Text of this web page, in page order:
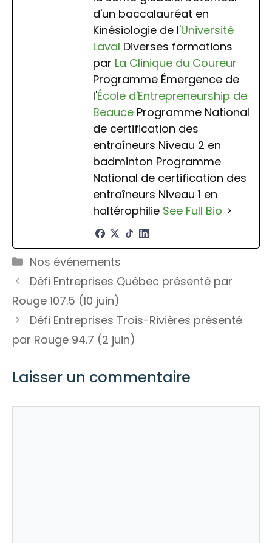
d'un baccalauréat en
Kinésiologie de l'Université
Laval Diverses formations
par La Clinique du Coureur
Programme Émergence de
l'École d'Entrepreneurship de
Beauce Programme National
de certification des
entraîneurs Niveau 2 en
badminton Programme
National de certification des
entraîneurs Niveau 1 en
haltérophilie See Full Bio
Catégories
Nos événements
Défi Entreprises Québec présenté par
Rouge 107.5 (10 juin)
Défi Entreprises Trois-Rivières présenté
par Rouge 94.7 (2 juin)
Laisser un commentaire